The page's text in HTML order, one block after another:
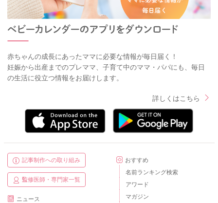
赤ちゃんの成長にあったママに必要な情報が毎日届く！
妊娠から出産までのプレママ、子育て中のママ・パパにも、毎日
の生活に役立つ情報をお届けします。
詳しくはこちら
記事制作への取り組み
監修医師・専門家一覧
ニュース
おすすめ
名前ランキング検索
アワード
マガジン